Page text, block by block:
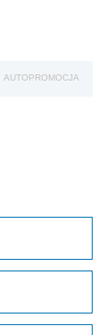
AUTOPROMOCJA